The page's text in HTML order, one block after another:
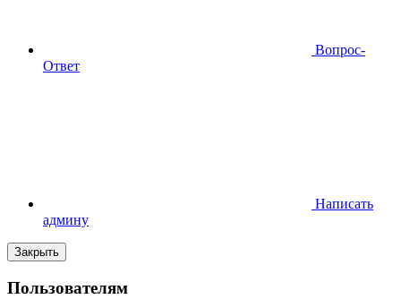
Вопрос-
Ответ
Написать
админу
Закрыть
Пользователям